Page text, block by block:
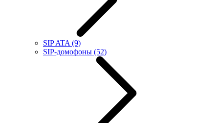
SIP ATA (9)
SIP-домофоны (52)